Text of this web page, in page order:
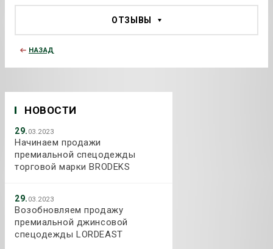
НОВОСТИ
29. 03.2023
Начинаем продажи
премиальной спецодежды
торговой марки BRODEKS
29. 03.2023
Возобновляем продажу
премиальной джинсовой
спецодежды LORDEAST
ОТЗЫВЫ
НАЗАД